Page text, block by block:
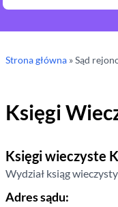
Strona główna »Sąd
Księgi
Księgi wieczyste
Wydział ksiąg
Adres sądu: